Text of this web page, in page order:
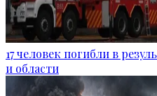
17 человек погибли в
и области